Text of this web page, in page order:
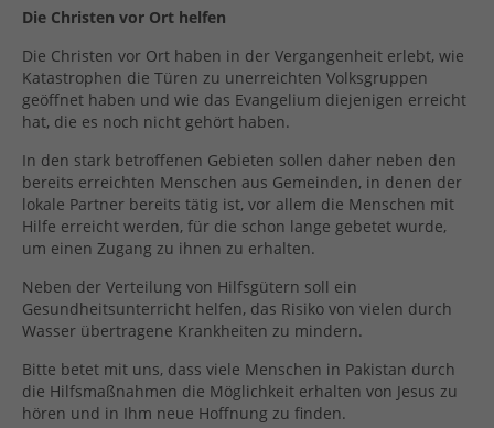
Die Christen vor Ort helfen
Die Christen vor Ort haben in der Vergangenheit erlebt, wie
Katastrophen die Türen zu unerreichten Volksgruppen
geöffnet haben und wie das Evangelium diejenigen erreicht
hat, die es noch nicht gehört haben.
In den stark betroffenen Gebieten sollen daher neben den
bereits erreichten Menschen aus Gemeinden, in denen der
lokale Partner bereits tätig ist, vor allem die Menschen mit
Hilfe erreicht werden, für die schon lange gebetet wurde,
um einen Zugang zu ihnen zu erhalten.
Neben der Verteilung von Hilfsgütern soll ein
Gesundheitsunterricht helfen, das Risiko von vielen durch
Wasser übertragene Krankheiten zu mindern.
Bitte betet mit uns, dass viele Menschen in Pakistan durch
die Hilfsmaßnahmen die Möglichkeit erhalten von Jesus zu
hören und in Ihm neue Hoffnung zu finden.